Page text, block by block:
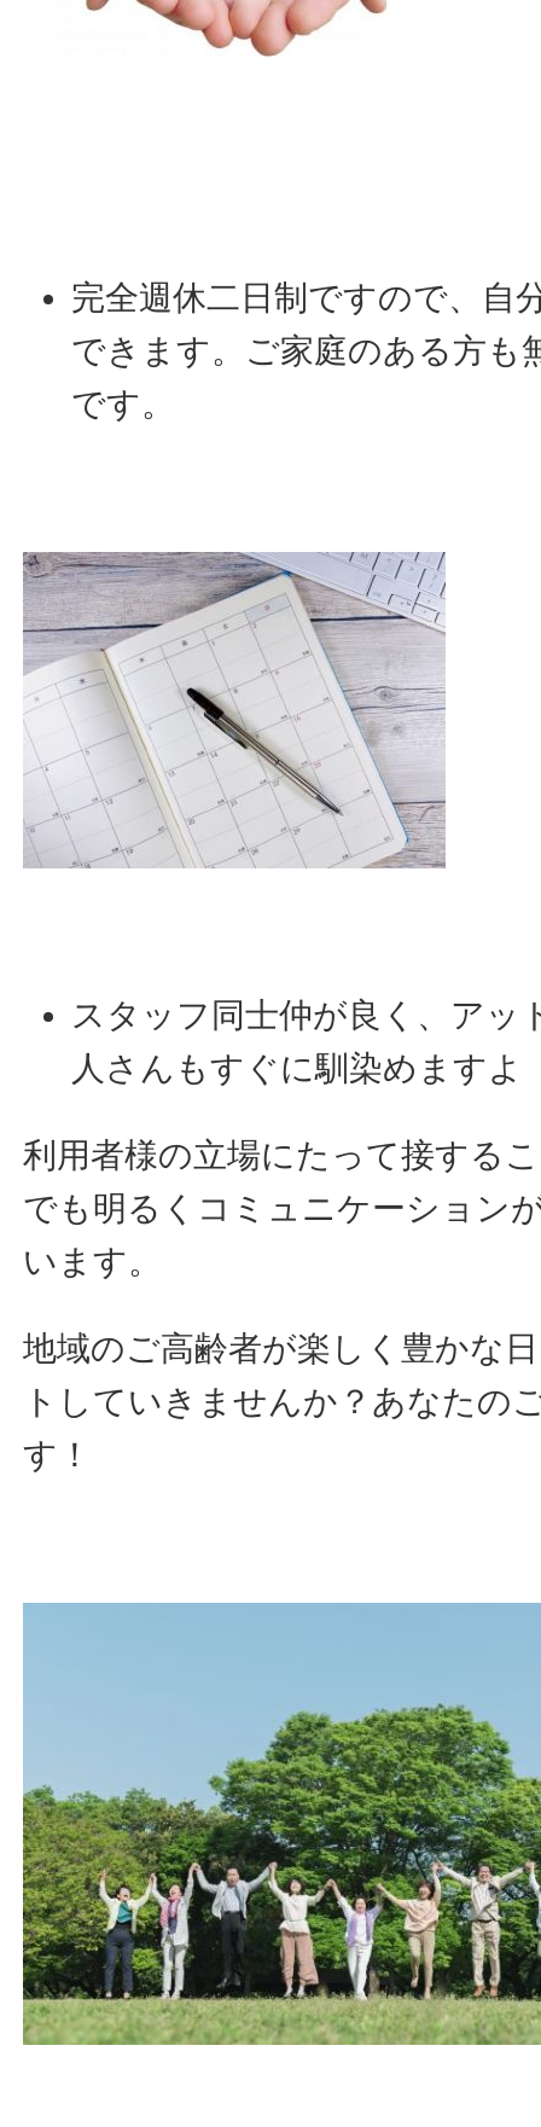
完全週休二日制ですので、自
できます。ご家庭のある方も
です。
スタッフ同士仲が良く、アッ
人さんもすぐに馴染めますよ
利用者様の立場にたって接する
でも明るくコミュニケーション
います。
地域のご高齢者が楽しく豊かな
トしていきませんか？あなたの
す！